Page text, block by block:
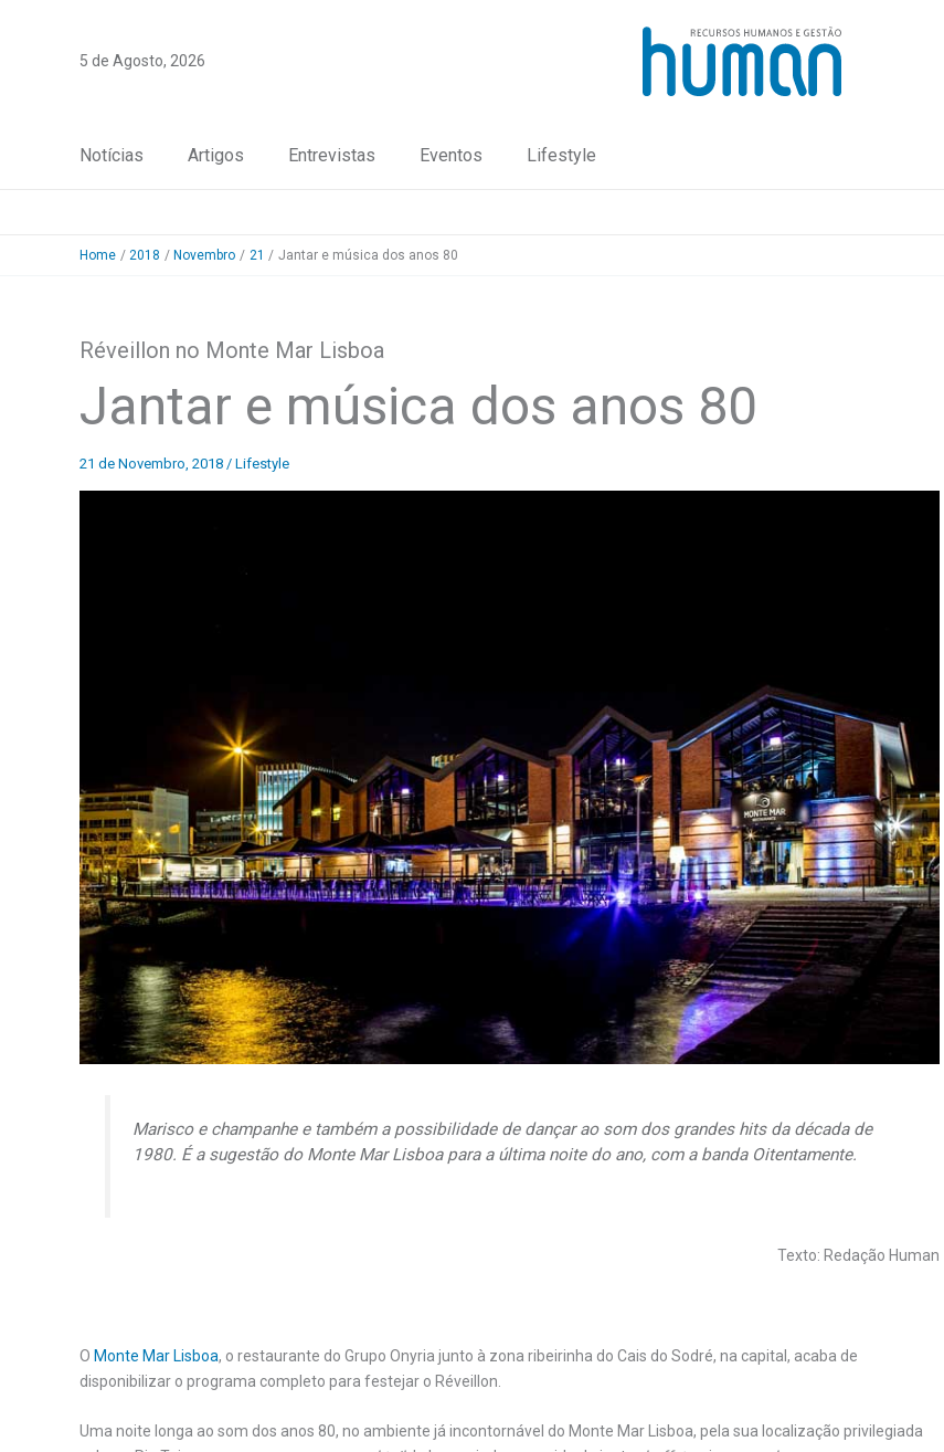
5 de Agosto, 2026
Notícias Artigos Entrevistas Eventos Lifestyle
Home 2018 Novembro 21 Jantar e música dos anos 80
Réveillon no Monte Mar Lisboa
Jantar e música dos anos 80
21 de Novembro, 2018 / Lifestyle
Marisco e champanhe e também a possibilidade de dançar ao som dos grandes hitsda década de
1980. É a sugestão do Monte Mar Lisboa para a última noite do ano, com a banda Oitentamente.
Texto: Redação Human
O Monte Mar Lisboa, o restaurante do Grupo Onyria junto à zona ribeirinha do Cais do Sodré, na capital, acaba de
disponibilizar o programa completo para festejar o Réveillon.
Uma noite longa ao som dos anos 80, no ambiente já incontornável do Monte Mar Lisboa, pela sua localização privilegiada